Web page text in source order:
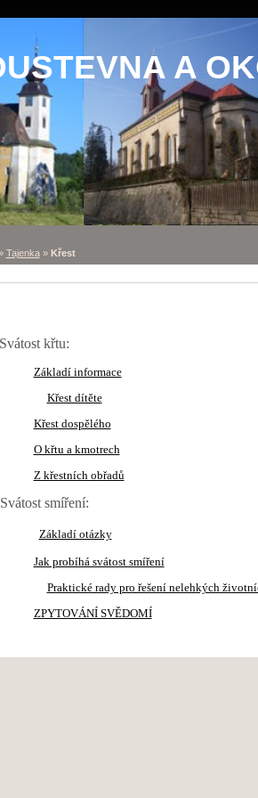
A
Tajenka» Křest
Svátost křtu:
Základí informace
Křest dítěte
Křest dospělého
O křtu a kmotrech
Z křestních obřadů
Svátost smíření:
Základí otázky
Jak probíhá svátost smíření
Praktické rady pro řešení nelehkých
ZPYTOVÁNÍ SVĚDOMÍ